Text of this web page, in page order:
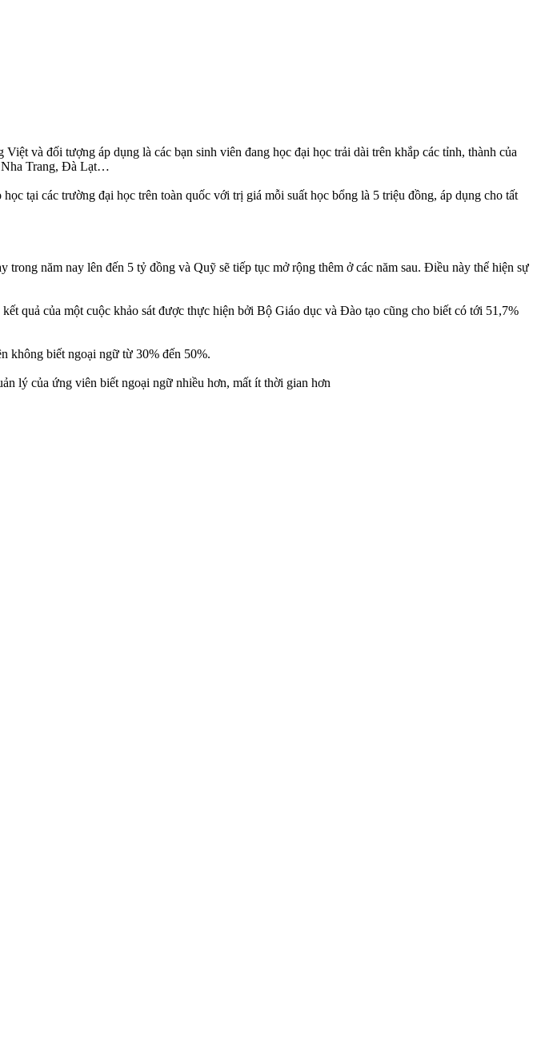
và đối tượng áp dụng là các bạn sinh viên đang học đại học trải dài trên khắp các tỉnh, thành của
Nha Trang, Đà Lạt…
tại các trường đại học trên toàn quốc với trị giá mỗi suất học bổng là 5 triệu đồng, áp dụng cho tất
năm nay lên đến 5 tỷ đồng và Quỹ sẽ tiếp tục mở rộng thêm ở các năm sau. Điều này thể hiện sự
quả của một cuộc khảo sát được thực hiện bởi Bộ Giáo dục và Đào tạo cũng cho biết có tới 51,7%
không biết ngoại ngữ từ 30% đến 50%.
lý của ứng viên biết ngoại ngữ nhiều hơn, mất ít thời gian hơn